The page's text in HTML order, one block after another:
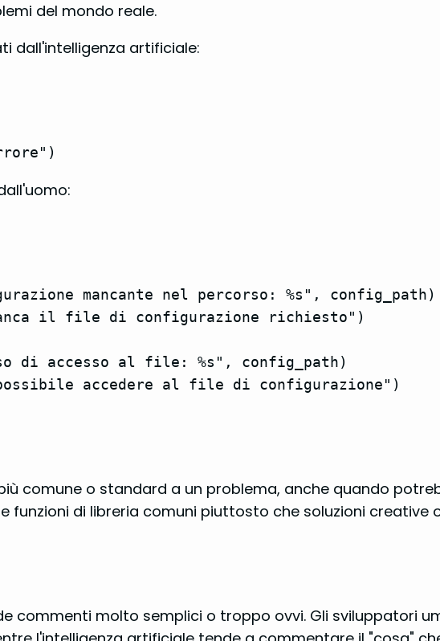
del mondo reale.
dall'intelligenza artificiale:
accedere al file di configurazione")
comune o standard a un problema, anche quando
funzioni di libreria comuni piuttosto che soluzioni creative
commenti molto semplici o troppo ovvi. Gli sviluppatori